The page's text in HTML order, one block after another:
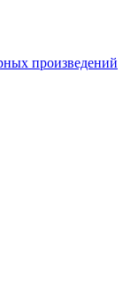
произведений